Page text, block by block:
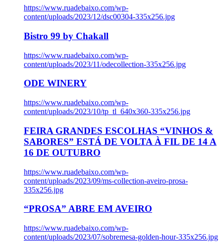
https://www.ruadebaixo.com/wp-
content/uploads/2023/12/dsc00304-335x256.jpg
Bistro 99 by Chakall
https://www.ruadebaixo.com/wp-
content/uploads/2023/11/odecollection-335x256.jpg
ODE WINERY
https://www.ruadebaixo.com/wp-
content/uploads/2023/10/tp_tl_640x360-335x256.jpg
FEIRA GRANDES ESCOLHAS “VINHOS &
SABORES” ESTÁ DE VOLTA À FIL DE 14 A
16 DE OUTUBRO
https://www.ruadebaixo.com/wp-
content/uploads/2023/09/ms-collection-aveiro-prosa-
335x256.jpg
“PROSA” ABRE EM AVEIRO
https://www.ruadebaixo.com/wp-
content/uploads/2023/07/sobremesa-golden-hour-335x256.jpg